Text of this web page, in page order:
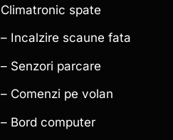
Climatronic spate
– Incalzire scaune fata
– Senzori parcare
– Comenzi pe volan
– Bord computer